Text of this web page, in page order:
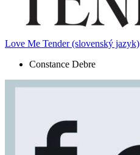
Love Me Tender (slovenský jazyk)
Constance Debre